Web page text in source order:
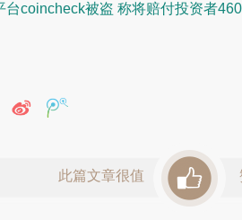
台coincheck被盗 称将赔付投资者
此篇文章很值